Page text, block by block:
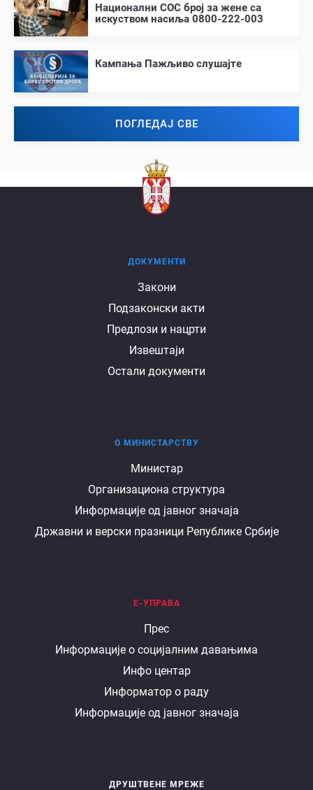
Национални СОС број за жене са
искуством насиља 0800-222-003
Кампања Пажљиво слушајте
ПОГЛЕДАЈ СВЕ
ДОКУМЕНТИ
Закони
Подзаконски акти
Предлози и нацрти
Извештаји
Остали документи
министарству
О МИНИСТАРСТВУ
Министар
Организациона структура
Информације од јавног значаја
Државни и верски празници Републике Србије
Е-УПРАВА
Прес
Информације о социјалним давањима
Инфо центар
Информатор о раду
Информације од јавног значаја
ДРУШТВЕНЕ МРЕЖЕ